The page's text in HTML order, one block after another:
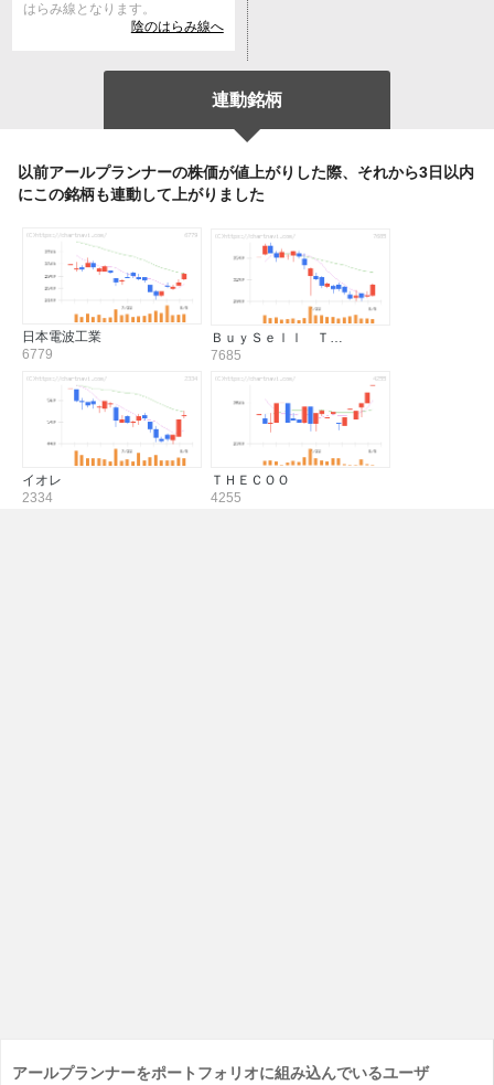
はらみ線となります。
陰のはらみ線へ
連動銘柄
以前アールプランナーの株価が値上がりした際、それから3日以内
にこの銘柄も連動して上がりました
日本電波工業
6779
ＢｕｙＳｅｌｌ Ｔ…
7685
イオレ
2334
ＴＨＥＣＯＯ
4255
アールプランナーをポートフォリオに組み込んでいるユーザ